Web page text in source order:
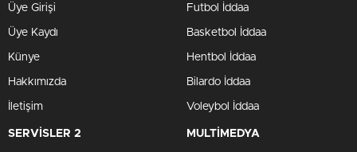
Üye Girişi
Üye Kaydı
Künye
Hakkımızda
İletişim
Futbol İddaa
Basketbol İddaa
Hentbol İddaa
Bilardo İddaa
Voleybol İddaa
SERVİSLER 2 MULTİMEDYA